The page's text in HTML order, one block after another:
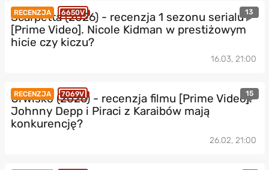
RECENZJA 6650V 13
Scarpetta (2026) - recenzja 1 sezonu serialu
[Prime Video]. Nicole Kidman w prestiżowym
hicie czy kiczu?
16.03, 21:00
RECENZJA 7069V 15
Urwisko (2026) - recenzja filmu [Prime Video].
Johnny Depp i Piraci z Karaibów mają
konkurencję?
26.02, 21:00